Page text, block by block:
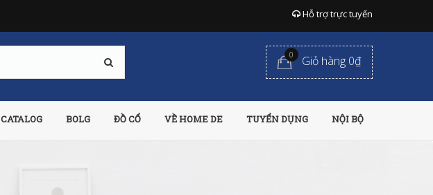
Hỗ trợ trực tuyến
0 Giỏ hàng 0₫
CATALOG BOLG ĐỒ CỔ VỀ HOME DE TUYỂN DỤNG NỘI BỘ